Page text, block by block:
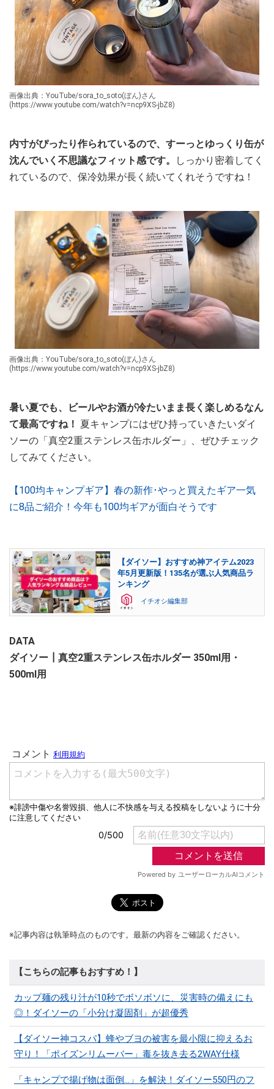
画像出典：YouTube/sora_to_soto(ぼん)さん
(https://www.youtube.com/watch?v=ncp9XS-jbZ8)
内寸がぴったり作られているので、すーっとゆっくり缶が
沈んでいく不思議なフィット感です。
しっかり密着してく
れているので、保冷効果が長く続いてくれそうですね！
画像出典：YouTube/sora_to_soto(ぼん)さん
(https://www.youtube.com/watch?v=ncp9XS-jbZ8)
暑い夏でも、ビールやお酒が冷たいまま長く楽しめるなん
て最高ですね！ 夏キャンプにはぜひ持っていきたいダイ
ソーの「真空2重ステンレス缶ホルダー」、ぜひチェック
してみてください。
【100均キャンプギア】春の新作･やっと買えたギア一気
に8品ご紹介！今年も100均ギアが面白そうです
【ダイソー】おすすめ神アイテム2023
年5月更新版！135名が選ぶ人気商品ラ
ンキング
イチオシ編集部
DATA
ダイソー┃真空2重ステンレス缶ホルダー 350ml用・
500ml用
※記事内容は執筆時点のものです。最新の内容をご確認ください。
【こちらの記事もおすすめ！】
カップ麺の残り汁が10秒でボソボソに、災害時の備えにも
◎！ダイソーの「小分け凝固剤」が超優秀
【ダイソー神コスパ】蜂やブヨの被害を最小限に抑えるお
守り！「ポイズンリムーバー」毒を抜き去る2WAY仕様
「キャンプで揚げ物は面倒…」を解決！ダイソー550円のフ